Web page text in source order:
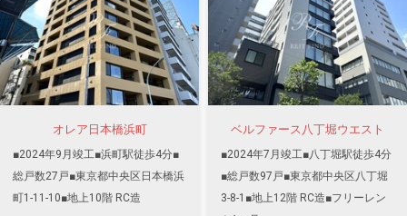
オレア日本橋浜町
■2024年9月竣工■浜町駅徒歩4分■
総戸数27戸■東京都中央区日本橋浜
町1-11-10■地上10階 RC造
ベルファース八丁堀ウエスト
■2024年7月竣工■八丁堀駅徒歩4分
■総戸数97戸■東京都中央区八丁堀
3-8-1■地上12階 RC造■フリーレン